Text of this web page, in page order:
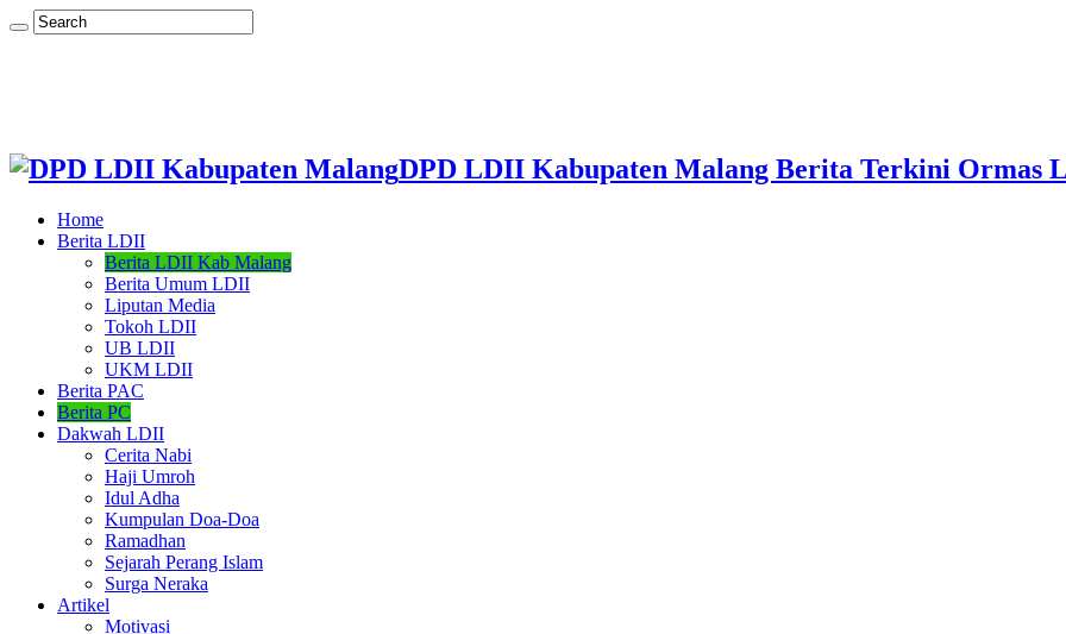
DPD LDII Kabupaten Malang Berita Terkini Ormas
Home
Berita LDII
Berita LDII Kab Malang
Berita Umum LDII
Liputan Media
Tokoh LDII
UB LDII
UKM LDII
Berita PAC
Berita PC
Dakwah LDII
Cerita Nabi
Haji Umroh
Idul Adha
Kumpulan Doa-Doa
Ramadhan
Sejarah Perang Islam
Surga Neraka
Artikel
Motivasi